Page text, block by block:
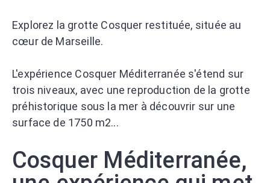
Explorez la grotte Cosquer restituée, située au
cœur de Marseille.
L'expérience Cosquer Méditerranée s'étend sur
trois niveaux, avec une reproduction de la grotte
préhistorique sous la mer à découvrir sur une
surface de 1750 m2...
Cosquer Méditerranée,